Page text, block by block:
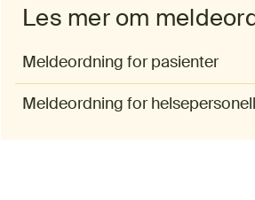
Les mer om
Meldeordning for pasienter
Meldeordning for helsepersonell